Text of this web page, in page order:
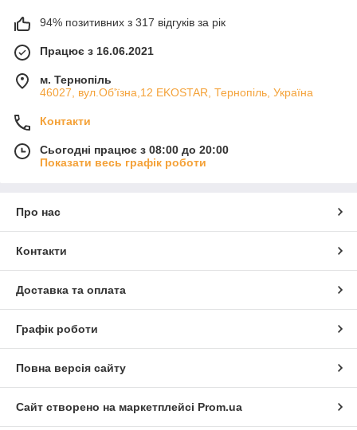
94% позитивних з 317 відгуків за рік
Працює з 16.06.2021
м. Тернопіль
46027, вул.Об'їзна,12 EKOSTAR, Тернопіль, Україна
Контакти
Сьогодні працює з 08:00 до 20:00
Показати весь графік роботи
Про нас
Контакти
Доставка та оплата
Графік роботи
Повна версія сайту
Сайт створено на маркетплейсі Prom.ua